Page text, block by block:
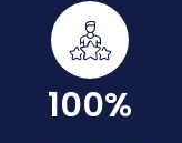
100%